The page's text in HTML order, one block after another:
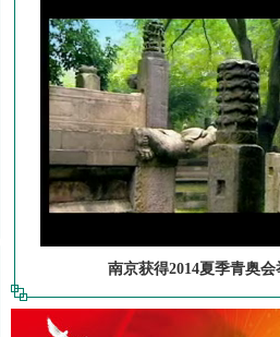
南京获得2014夏季青奥会